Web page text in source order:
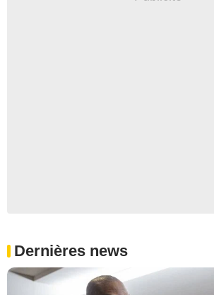
Dernières news